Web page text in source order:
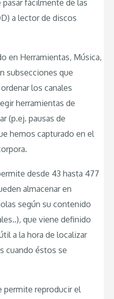
fácilmente de las
a lector de discos
en Herramientas, Música,
subsecciones que
los canales
herramientas de
(p.ej. pausas de
hemos capturado en el
desde 43 hasta 477
almacenar en
según su contenido
que viene definido
a la hora de localizar
cuando éstos se
permite reproducir el